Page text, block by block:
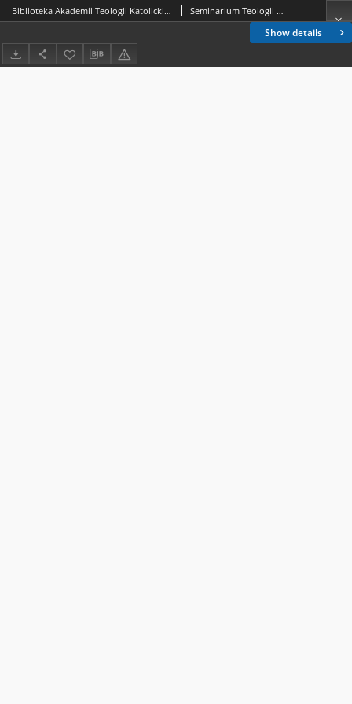
Show details
Biblioteka Akademii Teologii Katolickiej - Inwentarz Nr 25 Seminarium Teologii Moralnej Ogólnej i Etyki Wydziału Teologii Katolickiej Uniwersytetu Warszawskiego; Biblioteka Akademii Teologii Katolickiej